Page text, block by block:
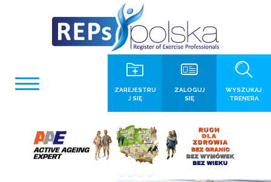
WYSZUKAJ
TRENERA
ZALOGUJ
SIĘ
ZAREJESTRU
J SIĘ